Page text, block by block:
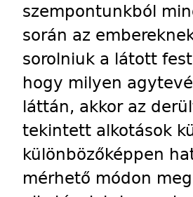
szempontunkból
során az
sorolniuk a látott
hogy milyen
láttán, akkor az
tekintett alkotások
különbözőképpen
mérhető módon